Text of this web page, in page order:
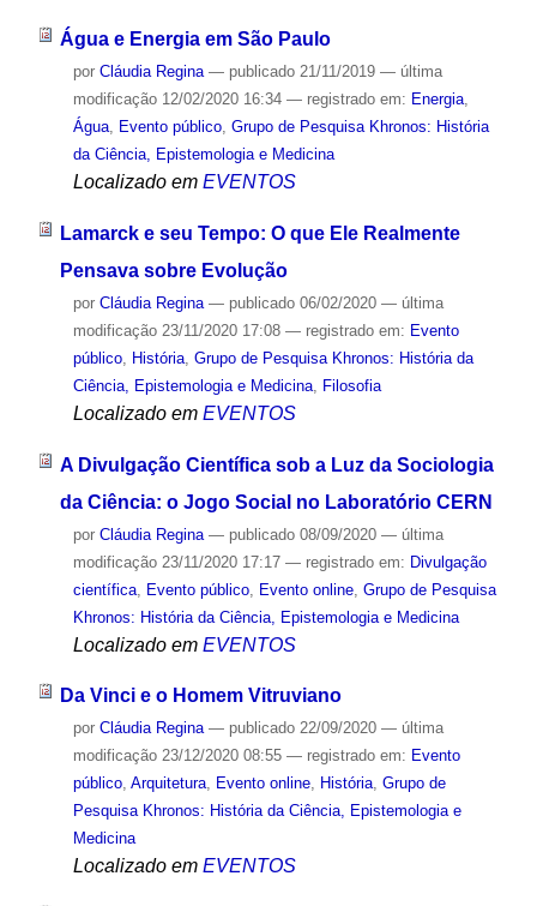
Água e Energia em São Paulo
por Cláudia Regina — publicado21/11/2019 — última
modificação12/02/2020 16:34 — registrado em: Energia,
Água, Evento público, Grupo de Pesquisa Khronos: História
da Ciência, Epistemologia e Medicina
Localizado em EVENTOS
Lamarck e seu Tempo: O que Ele Realmente
Pensava sobre Evolução
por Cláudia Regina — publicado06/02/2020 — última
modificação23/11/2020 17:08 — registrado em: Evento
público, História, Grupo de Pesquisa Khronos: História da
Ciência, Epistemologia e Medicina, Filosofia
Localizado em EVENTOS
A Divulgação Científica sob a Luz da Sociologia
da Ciência: o Jogo Social no Laboratório CERN
por Cláudia Regina — publicado08/09/2020 — última
modificação23/11/2020 17:17 — registrado em: Divulgação
científica, Evento público, Evento online, Grupo de Pesquisa
Khronos: História da Ciência, Epistemologia e Medicina
Localizado em EVENTOS
Da Vinci e o Homem Vitruviano
por Cláudia Regina — publicado22/09/2020 — última
modificação23/12/2020 08:55 — registrado em: Evento
público, Arquitetura, Evento online, História, Grupo de
Pesquisa Khronos: História da Ciência, Epistemologia e
Medicina
Localizado em EVENTOS